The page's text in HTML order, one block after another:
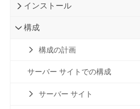
インストール
構成
構成の計画
サーバー サイトでの構成
サーバー サイト